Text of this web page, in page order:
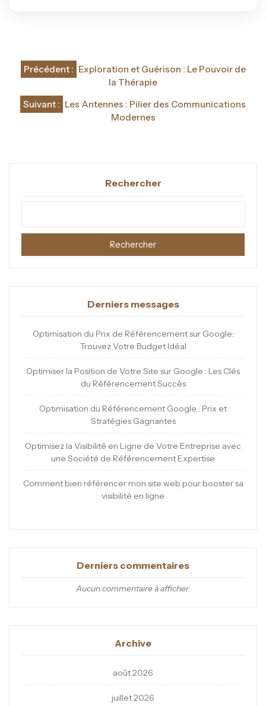
Navigation
l’article
Précédent : Exploration et Guérison : Le Pouvoir de
la Thérapie
Suivant : Les Antennes : Pilier des Communications
Modernes
Rechercher
Rechercher
Derniers messages
Optimisation du Prix de Référencement sur Google:
Trouvez Votre Budget Idéal
Optimiser la Position de Votre Site sur Google : Les Clés
du Référencement Succès
Optimisation du Référencement Google : Prix et
Stratégies Gagnantes
Optimisez la Visibilité en Ligne de Votre Entreprise avec
une Société de Référencement Expertise
Comment bien référencer mon site web pour booster sa
visibilité en ligne
Derniers commentaires
Aucun commentaire à afficher.
Archive
août 2026
juillet 2026